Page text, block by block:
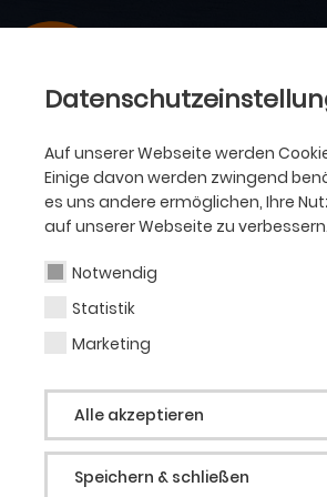
Auf unserer Webseite werden
Einige davon werden zwingend
es uns andere ermöglichen, Ihre
auf unserer Webseite zu verbessern.
Notwendig
Statistik
Marketing
Alle akzeptieren
Speichern & schließen